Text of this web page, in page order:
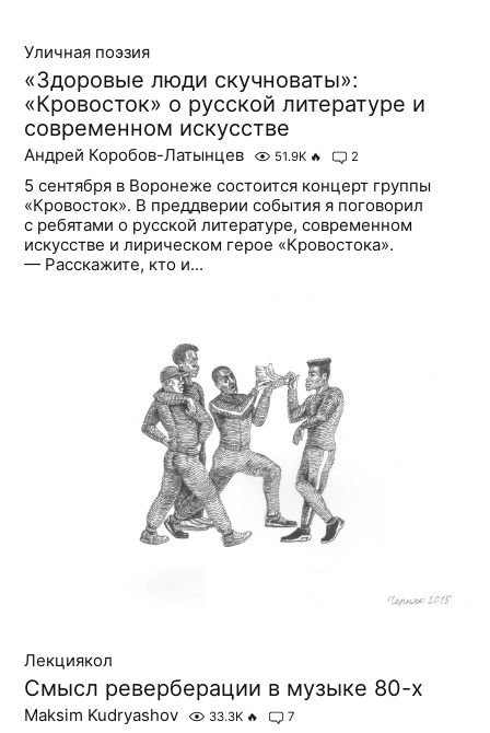
Уличная поэзия
«Здоровые люди скучноваты»:
«Кровосток» о русской литературе и
современном искусстве
Андрей Коробов-Латынцев 51.9K 🔥 2
5 сентября в Воронеже состоится концерт группы
«Кровосток». В преддверии события я поговорил
с ребятами о русской литературе, современном
искусстве и лирическом герое «Кровостока».
— Расскажите, кто и...
Лекциякол
Смысл реверберации в музыке 80-х
Maksim Kudryashov 33.3K 🔥 7